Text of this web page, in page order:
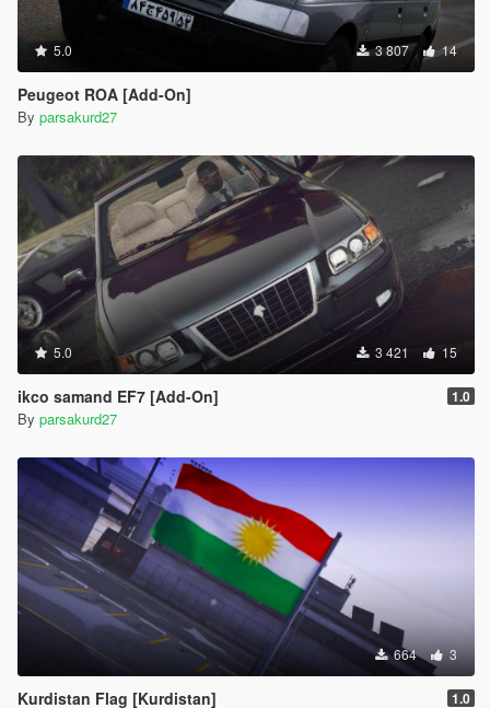
5.0 3 807 14
Peugeot ROA [Add-On]
By parsakurd27
5.0 3 421 15
ikco samand EF7 [Add-On] 1.0
By parsakurd27
664 3
Kurdistan Flag [Kurdistan] 1.0